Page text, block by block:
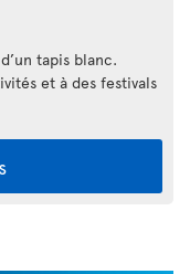
tapis blanc.
et à des festivals